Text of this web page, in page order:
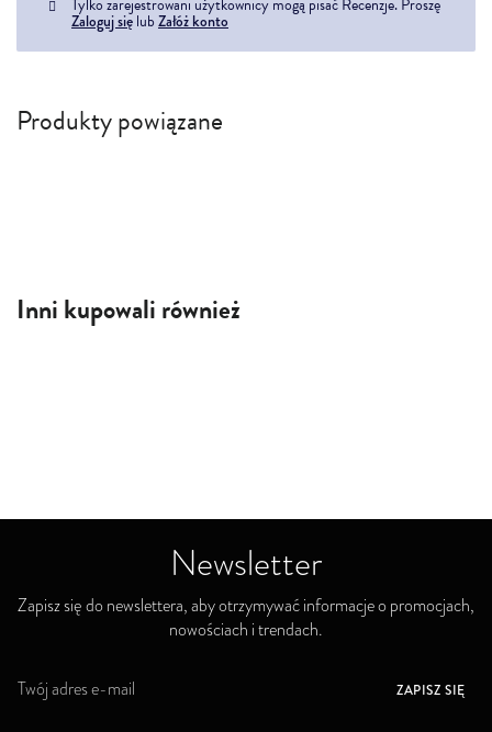
Zaloguj się lub Załóż konto
Produkty powiązane
Inni kupowali również
Newsletter
Zapisz się do newslettera, aby otrzymywać informacje o promocjach,
nowościach i trendach.
S
ZAPISZ SIĘ